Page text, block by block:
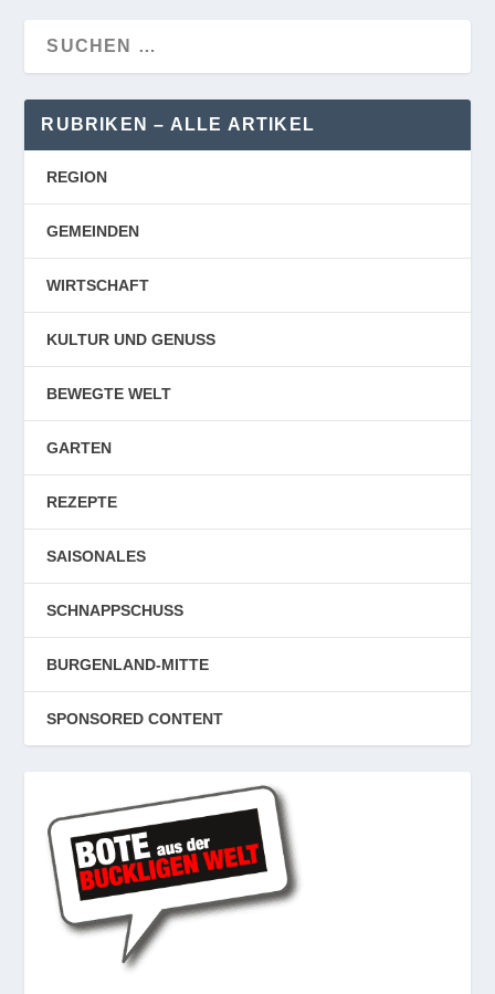
RUBRIKEN – ALLE ARTIKEL
REGION
GEMEINDEN
WIRTSCHAFT
KULTUR UND GENUSS
BEWEGTE WELT
GARTEN
REZEPTE
SAISONALES
SCHNAPPSCHUSS
BURGENLAND-MITTE
SPONSORED CONTENT